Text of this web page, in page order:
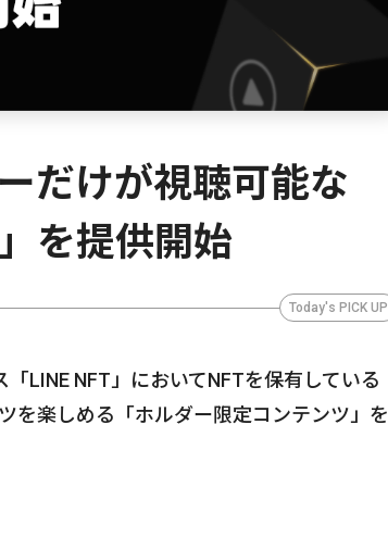
だけが視聴可能な
を提供開始
Today's PICK UP
LINE NFT」においてNFTを保有している
を楽しめる「ホルダー限定コンテンツ」を